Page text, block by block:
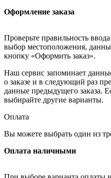
Оформление заказа
Проверьте правильность
выбор местоположения,
кнопку «Оформить заказ».
Наш сервис запоминает
о заказе и в следующий раз
данные предыдущего заказа.
выбирайте другие варианты.
Оплата
Вы можете выбрать один из
Оплата наличными